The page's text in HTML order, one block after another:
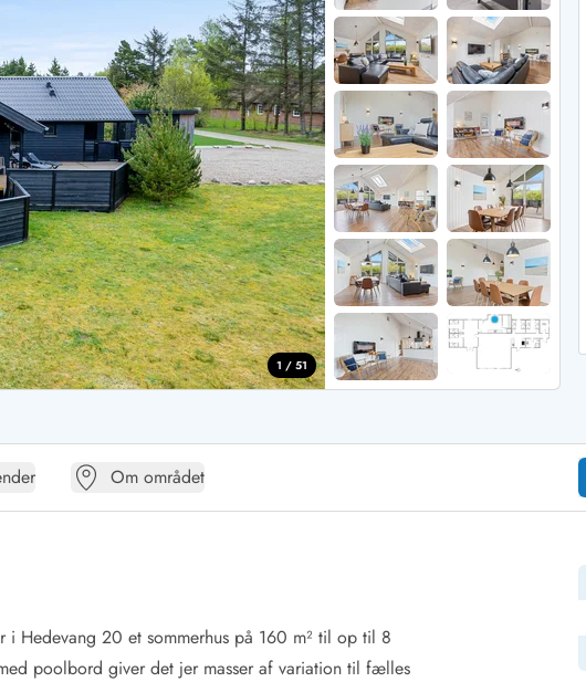
Sommerhuse i Søndervig
Strand
Klit
Sande
Sommerhuse i Lodbjerg Hede
Sommerhuse i Nr. Lyngvig
Sommerhuse på Rømø
Sommerhuse i Søndervig
Sommerhuse i Skodbjerge
Sommerhuse i Thorsminde
Sommerhuse i Vedersø Klit
Sommerhuse i Vejers Strand
Sommerhuse i Vester Husby
os
1 / 51
Om området
i Hedevang 20 et sommerhus på 160 m² til op til 8
poolbord giver det jer masser af variation til fælles